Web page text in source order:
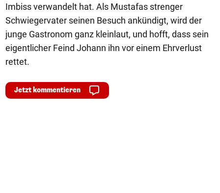
Imbiss verwandelt hat. Als Mustafas strenger
Schwiegervater seinen Besuch ankündigt, wird der
junge Gastronom ganz kleinlaut, und hofft, dass sein
eigentlicher Feind Johann ihn vor einem Ehrverlust
rettet.
Jetzt kommentieren